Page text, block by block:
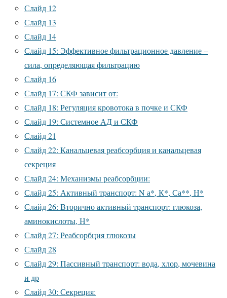
Слайд 12
Слайд 13
Слайд 14
Слайд 15: Эффективное фильтрационное давление –
сила, определяющая фильтрацию
Слайд 16
Слайд 17: СКФ зависит от:
Слайд 18: Регуляция кровотока в почке и СКФ
Слайд 19: Системное АД и СКФ
Слайд 21
Слайд 22: Канальцевая реабсорбция и канальцевая
секреция
Слайд 24: Механизмы реабсорбции:
Слайд 25: Активный транспорт: N а*, К*, Са**, Н*
Слайд 26: Вторично активный транспорт: глюкоза,
аминокислоты, Н*
Слайд 27: Реабсорбция глюкозы
Слайд 28
Слайд 29: Пассивный транспорт: вода, хлор, мочевина
и др
Слайд 30: Секреция: